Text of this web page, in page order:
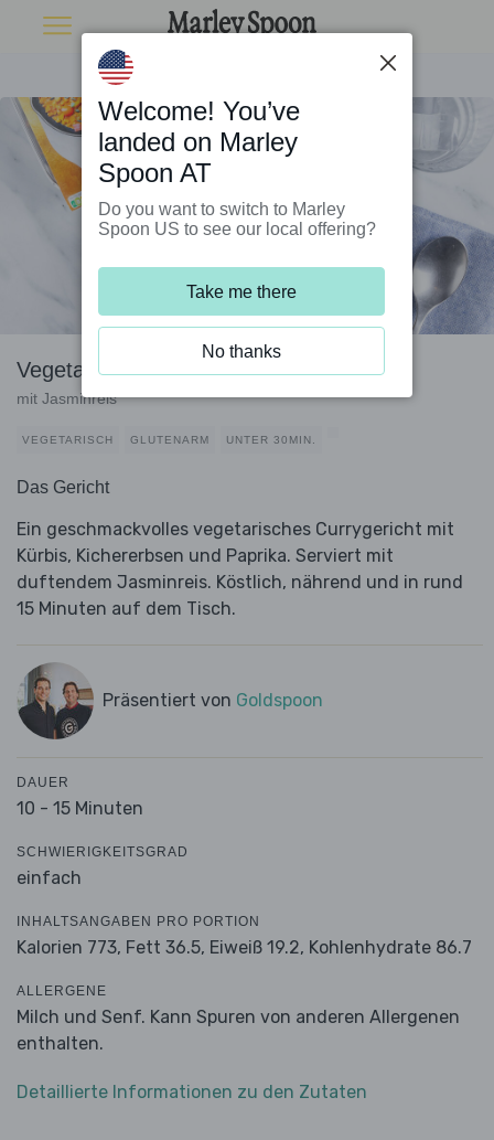
Vegetarisches Jalfrezi
mit Jasminreis
VEGETARISCH GLUTENARM UNTER 30MIN.
Das Gericht
Ein geschmackvolles vegetarisches Currygericht mit
Kürbis, Kichererbsen und Paprika. Serviert mit
duftendem Jasminreis. Köstlich, nährend und in rund
15 Minuten auf dem Tisch.
Präsentiert von Goldspoon
DAUER
10 - 15 Minuten
SCHWIERIGKEITSGRAD
einfach
INHALTSANGABEN PRO PORTION
Kalorien 773, Fett 36.5, Eiweiß 19.2, Kohlenhydrate 86.7
ALLERGENE
Milch und Senf. Kann Spuren von anderen Allergenen
enthalten.
Detaillierte Informationen zu den Zutaten
Welcome! You’ve
landed on Marley
Spoon AT
Do you want to switch to Marley
Spoon US to see our local offering?
Take me there
No thanks